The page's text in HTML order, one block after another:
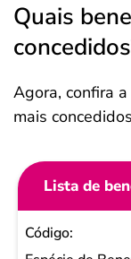
Quais
Agora, confira
mais
Lista de
Código